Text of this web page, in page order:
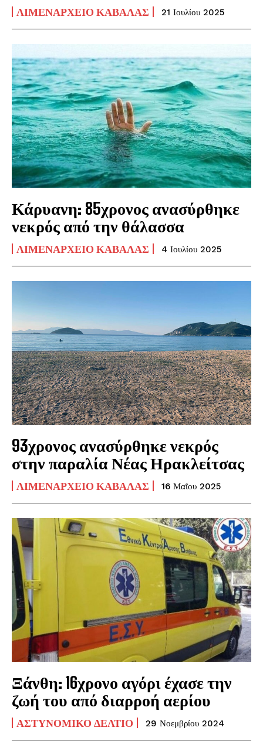
ΛΙΜΕΝΑΡΧΕΊΟ ΚΑΒΆΛΑΣ 21 Ιουλίου 2025
Κάρυανη: 85χρονος ανασύρθηκε
νεκρός από την θάλασσα
ΛΙΜΕΝΑΡΧΕΊΟ ΚΑΒΆΛΑΣ 4 Ιουλίου 2025
93χρονος ανασύρθηκε νεκρός
στην παραλία Νέας Ηρακλείτσας
ΛΙΜΕΝΑΡΧΕΊΟ ΚΑΒΆΛΑΣ 16 Μαΐου 2025
Ξάνθη: 16χρονο αγόρι έχασε την
ζωή του από διαρροή αερίου
ΑΣΤΥΝΟΜΙΚΌ ΔΕΛΤΊΟ 29 Νοεμβρίου 2024